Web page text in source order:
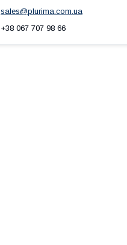
sales@plurima.com.ua
+38 067 707 98 66